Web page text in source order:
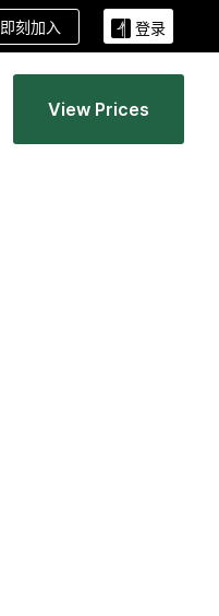
即刻加入 登录
View Prices